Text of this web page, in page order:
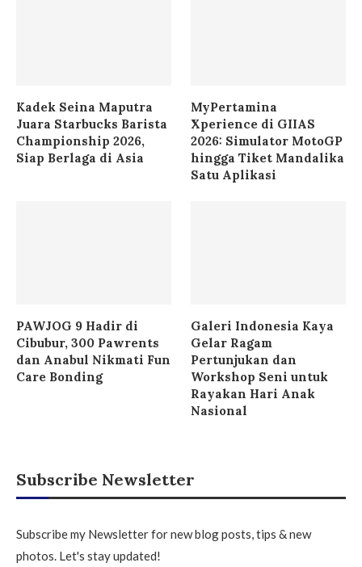
Kadek Seina Maputra
Juara Starbucks Barista
Championship 2026,
Siap Berlaga di Asia
MyPertamina
Xperience di GIIAS
2026: Simulator MotoGP
hingga Tiket Mandalika
Satu Aplikasi
PAWJOG 9 Hadir di
Cibubur, 300 Pawrents
dan Anabul Nikmati Fun
Care Bonding
Galeri Indonesia Kaya
Gelar Ragam
Pertunjukan dan
Workshop Seni untuk
Rayakan Hari Anak
Nasional
Subscribe Newsletter
Subscribe my Newsletter for new blog posts, tips & new
photos. Let's stay updated!